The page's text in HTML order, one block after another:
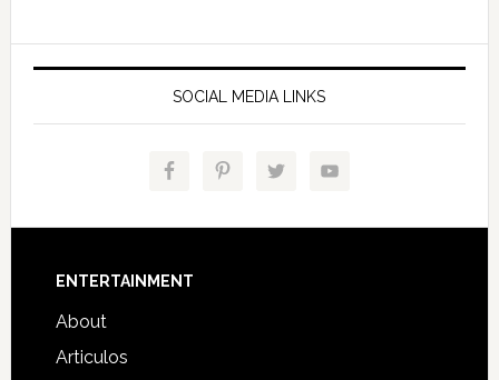
SOCIAL MEDIA LINKS
Footer
ENTERTAINMENT
About
Articulos